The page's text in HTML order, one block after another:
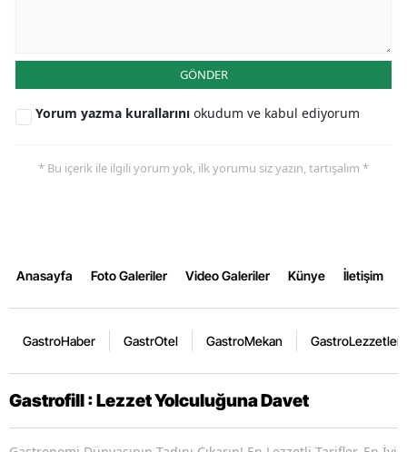
GÖNDER
Yorum yazma kurallarını okudum ve kabul ediyorum
* Bu içerik ile ilgili yorum yok, ilk yorumu siz yazın, tartışalım *
Anasayfa Foto Galeriler Video Galeriler Künye İletişim
GastroHaber GastrOtel GastroMekan GastroLezzetler
Gastrofill : Lezzet Yolculuğuna Davet